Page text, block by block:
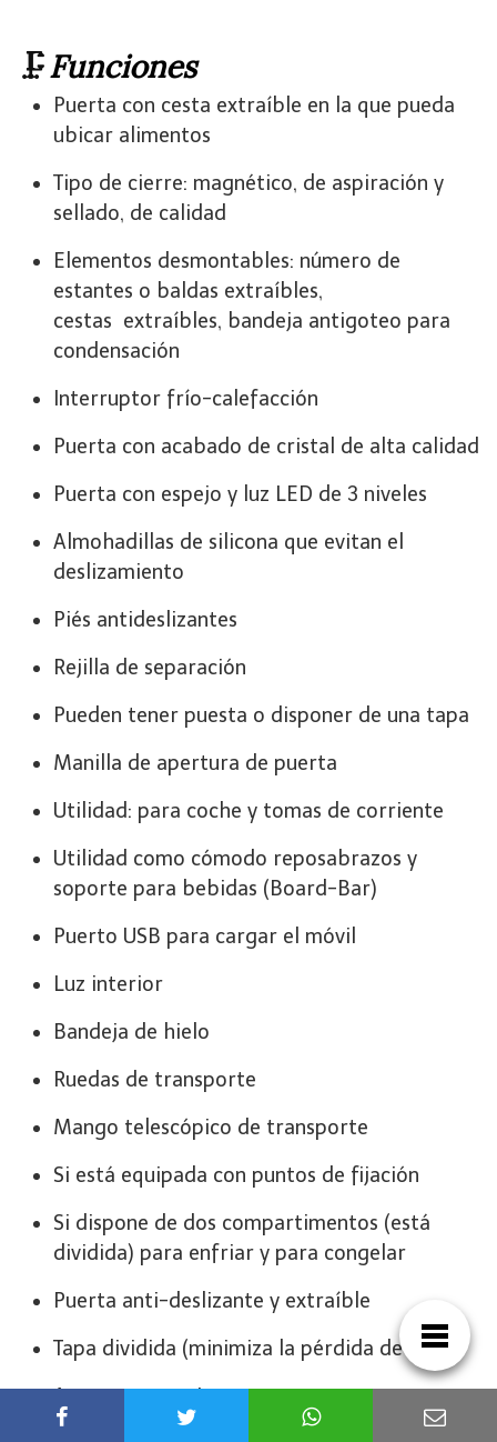
🗜️​​​Funciones
Puerta con cesta extraíble en la que pueda
ubicar alimentos
Tipo de cierre: magnético, de aspiración y
sellado, de calidad
Elementos desmontables: número de
estantes o baldas extraíbles,
cestas extraíbles, bandeja antigoteo para
condensación
Interruptor frío-calefacción
Puerta con acabado de cristal de alta calidad
Puerta con espejo y luz LED de 3 niveles
Almohadillas de silicona que evitan el
deslizamiento
Piés antideslizantes
Rejilla de separación
Pueden tener puesta o disponer de una tapa
Manilla de apertura de puerta
Utilidad: para coche y tomas de corriente
Utilidad como cómodo reposabrazos y
soporte para bebidas (Board-Bar)
Puerto USB para cargar el móvil
Luz interior
Bandeja de hielo
Ruedas de transporte
Mango telescópico de transporte
Si está equipada con puntos de fijación
Si dispone de dos compartimentos (está
dividida) para enfriar y para congelar
Puerta anti-deslizante y extraíble
Tapa dividida (minimiza la pérdida de frío)
Apertura superior